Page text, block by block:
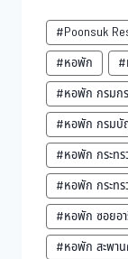
#Poonsuk
#หอพัก
#หอพัก กรมก
#หอพัก กรมบั
#หอพัก กระทร
#หอพัก กระทร
#หอพัก ซอยอ
#หอพัก สะพาน